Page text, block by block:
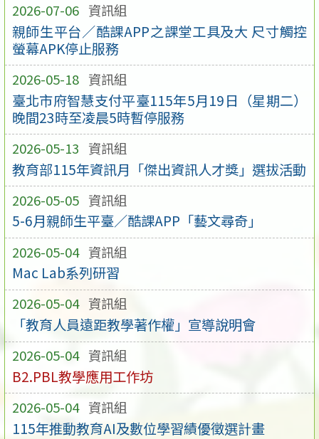
2026-07-06 資訊組
親師生平台／酷課APP之課堂工具及大 尺寸觸控
螢幕APK停止服務
2026-05-18 資訊組
臺北市府智慧支付平臺115年5月19日（星期二）
晚間23時至凌晨5時暫停服務
2026-05-13 資訊組
教育部115年資訊月「傑出資訊人才獎」選拔活動
2026-05-05 資訊組
5-6月親師生平臺／酷課APP「藝文尋奇」
2026-05-04 資訊組
Mac Lab系列研習
2026-05-04 資訊組
「教育人員遠距教學著作權」宣導說明會
2026-05-04 資訊組
B2.PBL教學應用工作坊
2026-05-04 資訊組
115年推動教育AI及數位學習績優徵選計畫